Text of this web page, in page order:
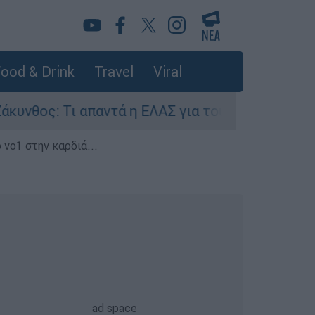
& Drink Travel Viral
Τι απαντά η ΕΛΑΣ για τους 8 βιασμούς
στην καρδιά...